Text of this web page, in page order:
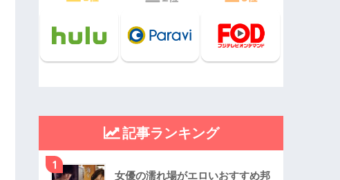
記事ランキング
1
女優の濡れ場がエロいおすすめ邦